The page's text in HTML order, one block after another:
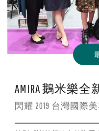
加
2019
台
灣
AMIRA 鵝米樂全
閃耀 2019 台灣國際